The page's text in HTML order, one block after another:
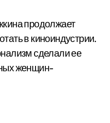
продолжает
в киноиндустрии.
сделали ее
женщин-